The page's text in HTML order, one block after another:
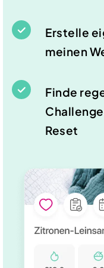
Erstelle
meinen
Finde
Reset